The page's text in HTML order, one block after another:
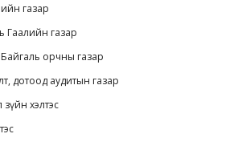
газар
Гаалийн газар
орчны газар
дотоод аудитын газар
хэлтэс